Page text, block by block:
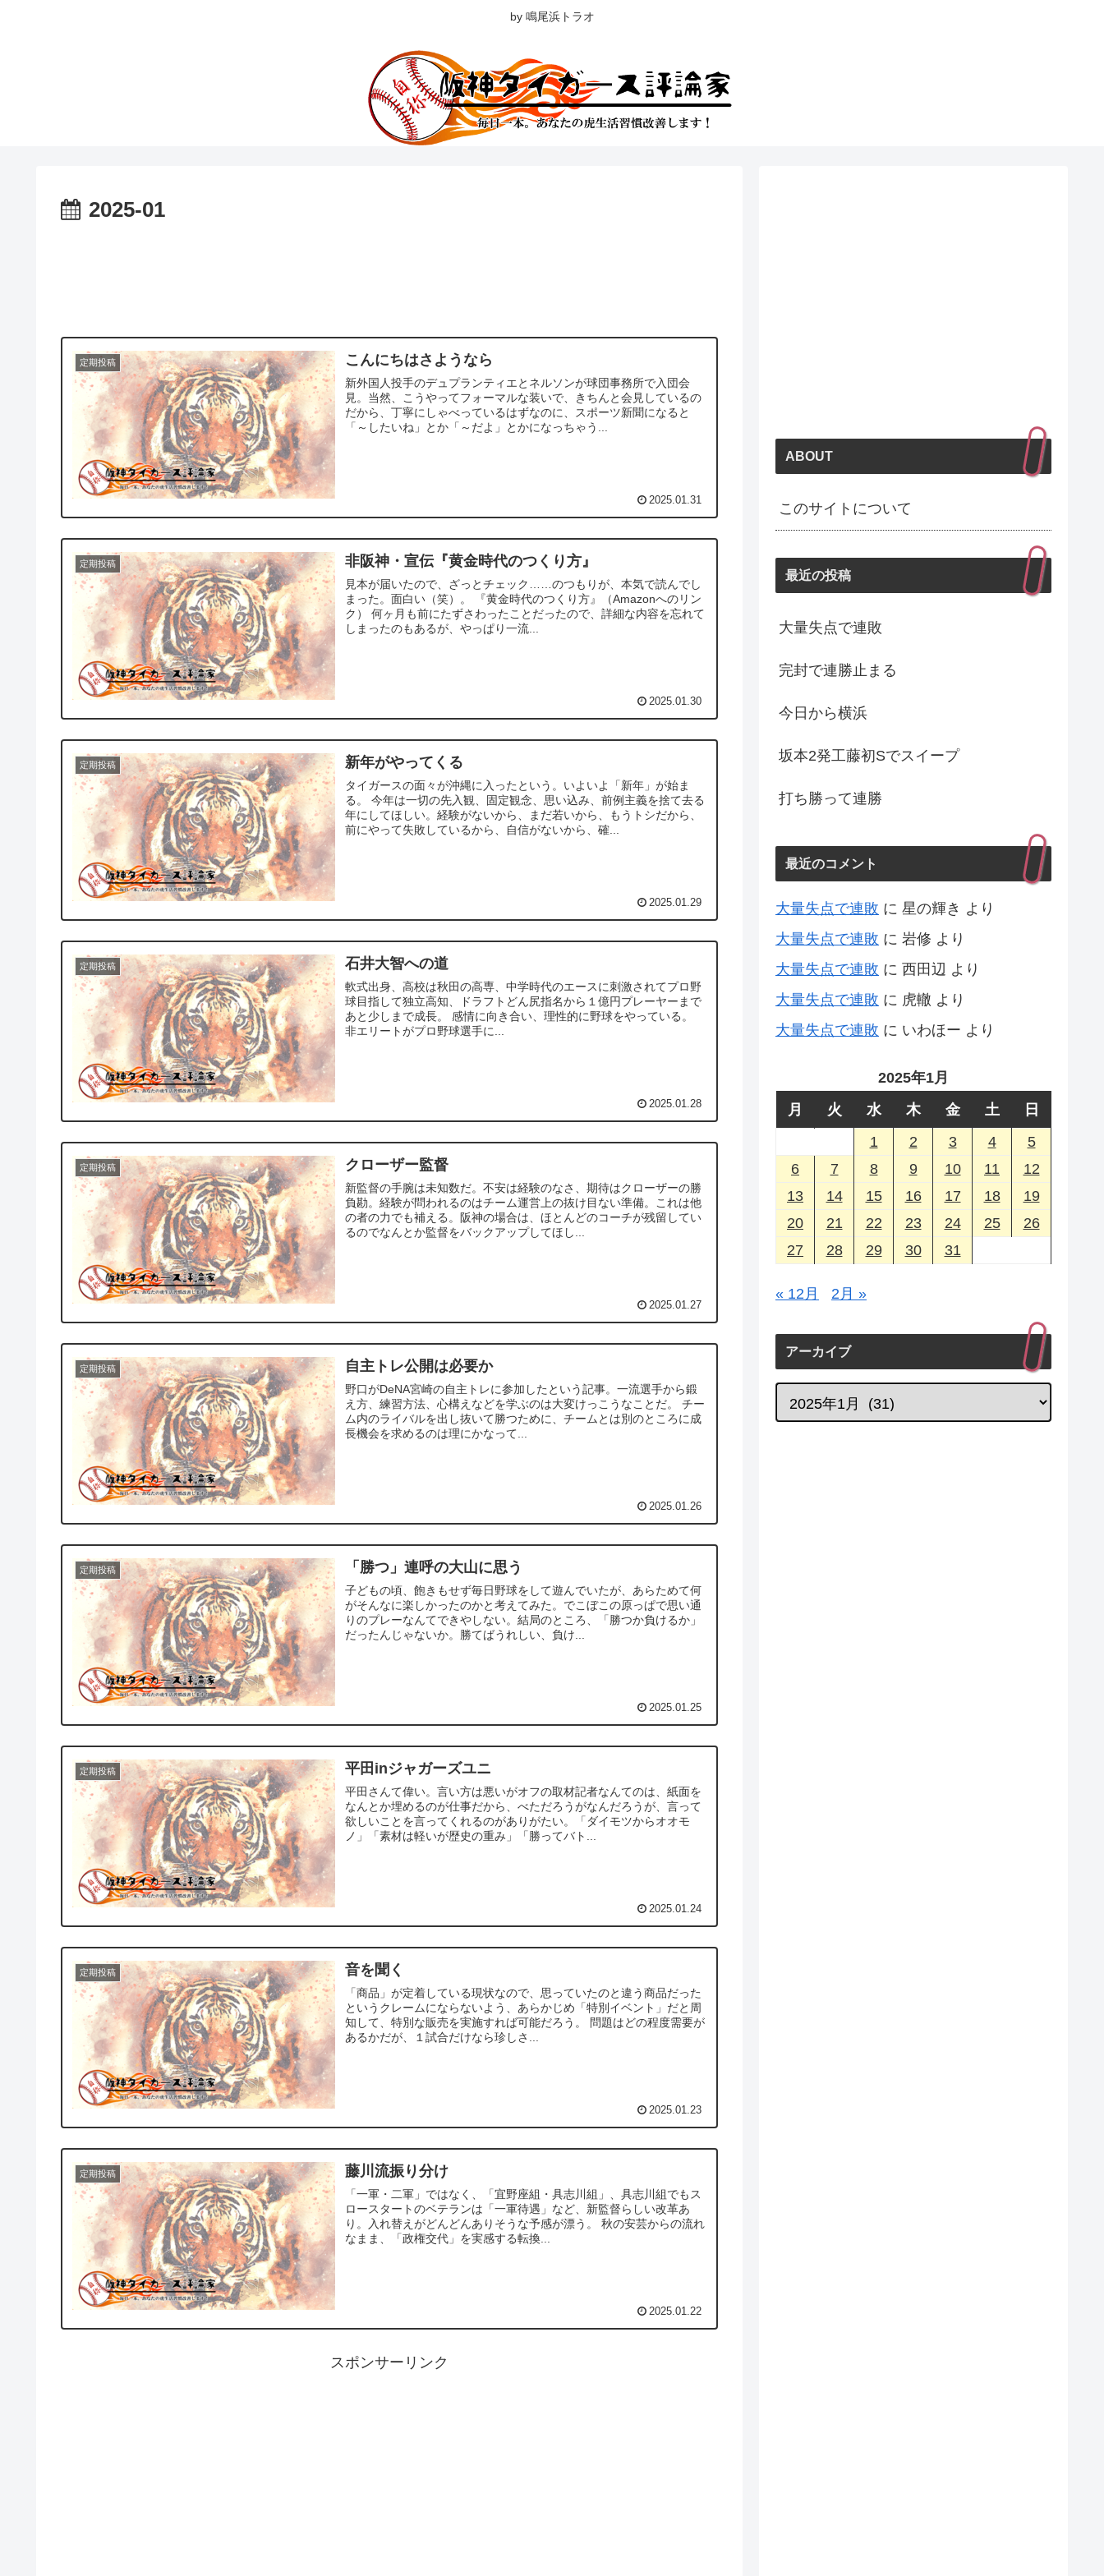
by 鳴尾浜トラオ
2025-01
定期投稿 こんにちはさようなら
新外国人投手のデュプランティエとネルソンが球団事務所で入団会
見。当然、こうやってフォーマルな装いで、きちんと会見しているの
だから、丁寧にしゃべっているはずなのに、スポーツ新聞になると
「～したいね」とか「～だよ」とかになっちゃう...
2025.01.31
定期投稿 非阪神・宣伝『黄金時代のつくり方』
見本が届いたので、ざっとチェック……のつもりが、本気で読んでし
まった。面白い（笑）。 『黄金時代のつくり方』（Amazonへのリン
ク） 何ヶ月も前にたずさわったことだったので、詳細な内容を忘れて
しまったのもあるが、やっぱり一流...
2025.01.30
定期投稿 新年がやってくる
タイガースの面々が沖縄に入ったという。いよいよ「新年」が始ま
る。 今年は一切の先入観、固定観念、思い込み、前例主義を捨て去る
年にしてほしい。経験がないから、まだ若いから、もうトシだから、
前にやって失敗しているから、自信がないから、確...
2025.01.29
定期投稿 石井大智への道
軟式出身、高校は秋田の高専、中学時代のエースに刺激されてプロ野
球目指して独立高知、ドラフトどん尻指名から１億円プレーヤーまで
あと少しまで成長。 感情に向き合い、理性的に野球をやっている。
非エリートがプロ野球選手に...
2025.01.28
定期投稿 クローザー監督
新監督の手腕は未知数だ。不安は経験のなさ、期待はクローザーの勝
負勘。経験が問われるのはチーム運営上の抜け目ない準備。これは他
の者の力でも補える。阪神の場合は、ほとんどのコーチが残留してい
るのでなんとか監督をバックアップしてほし...
2025.01.27
定期投稿 自主トレ公開は必要か
野口がDeNA宮崎の自主トレに参加したという記事。一流選手から鍛
え方、練習方法、心構えなどを学ぶのは大変けっこうなことだ。 チー
ム内のライバルを出し抜いて勝つために、チームとは別のところに成
長機会を求めるのは理にかなって...
2025.01.26
定期投稿 「勝つ」連呼の大山に思う
子どもの頃、飽きもせず毎日野球をして遊んでいたが、あらためて何
がそんなに楽しかったのかと考えてみた。でこぼこの原っぱで思い通
りのプレーなんてできやしない。結局のところ、「勝つか負けるか」
だったんじゃないか。勝てばうれしい、負け...
2025.01.25
定期投稿 平田inジャガーズユニ
平田さんて偉い。言い方は悪いがオフの取材記者なんてのは、紙面を
なんとか埋めるのが仕事だから、べただろうがなんだろうが、言って
欲しいことを言ってくれるのがありがたい。「ダイモツからオオモ
ノ」「素材は軽いが歴史の重み」「勝ってバト...
2025.01.24
定期投稿 音を聞く
「商品」が定着している現状なので、思っていたのと違う商品だった
というクレームにならないよう、あらかじめ「特別イベント」だと周
知して、特別な販売を実施すれば可能だろう。 問題はどの程度需要が
あるかだが、１試合だけなら珍しさ...
2025.01.23
定期投稿 藤川流振り分け
「一軍・二軍」ではなく、「宜野座組・具志川組」、具志川組でもス
ロースタートのベテランは「一軍待遇」など、新監督らしい改革あ
り。入れ替えがどんどんありそうな予感が漂う。 秋の安芸からの流れ
なまま、「政権交代」を実感する転換...
2025.01.22
スポンサーリンク
ABOUT
このサイトについて
最近の投稿
大量失点で連敗
完封で連勝止まる
今日から横浜
坂本2発工藤初Sでスイープ
打ち勝って連勝
最近のコメント
大量失点で連敗 に 星の輝き より
大量失点で連敗 に 岩修 より
大量失点で連敗 に 西田辺 より
大量失点で連敗 に 虎轍 より
大量失点で連敗 に いわほー より
2025年1月
月
火 水 木 金 土
日
1
2 3 4
5
6
7 8 9 10 11
12
13
14 15 16 17 18
19
20
21 22 23 24 25
26
27
28 29 30 31
« 12月 2月 »
アーカイブ